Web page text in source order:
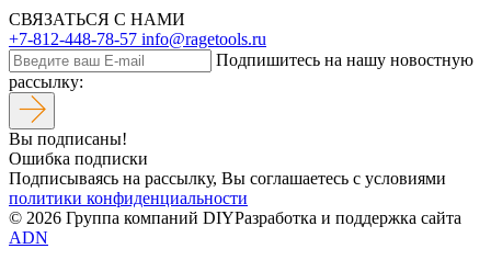
СВЯЗАТЬСЯ С НАМИ
+7-812-448-78-57 info@ragetools.ru
Подпишитесь на нашу новостную
рассылку:
Вы подписаны!
Ошибка подписки
Подписываясь на рассылку, Вы соглашаетесь c условиями
политики конфиденциальности
© 2026 Группа компаний DIYРазработка и поддержка сайта
ADN